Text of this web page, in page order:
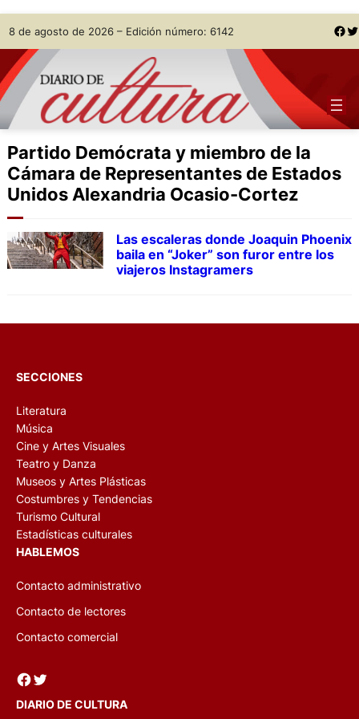
Skip
to
content
8 de agosto de 2026 – Edición número: 6142 Facebook Twitter
Partido Demócrata y miembro de la
Cámara de Representantes de Estados
Unidos Alexandria Ocasio-Cortez
Las escaleras donde Joaquin Phoenix
baila en “Joker” son furor entre los
viajeros Instagramers
SECCIONES
Literatura
Música
Cine y Artes Visuales
Teatro y Danza
Museos y Artes Plásticas
Costumbres y Tendencias
Turismo Cultural
Estadísticas culturales
HABLEMOS
Contacto administrativo
Contacto de lectores
Contacto comercial
Facebook Twitter
DIARIO DE CULTURA